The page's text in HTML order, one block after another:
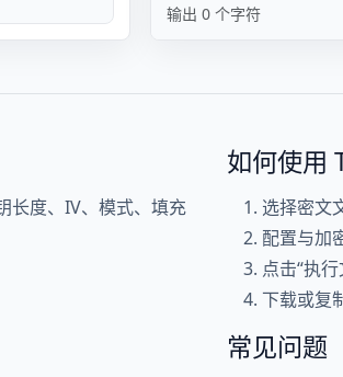
输出 0 个字符
长度、IV、模式、填充
如何使用
选择密文
配置与加
点击“执行
下载或复
常见问题